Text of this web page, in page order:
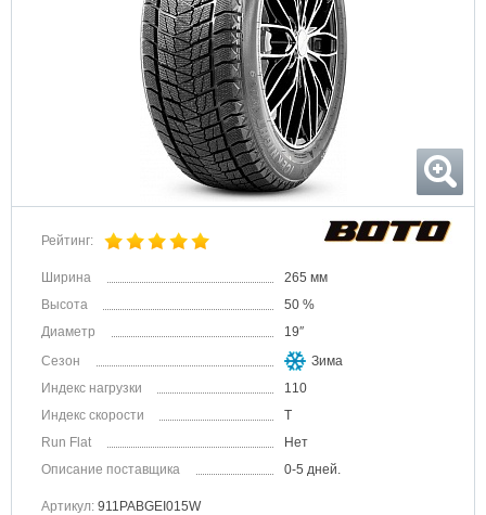
Рейтинг:
Ширина
265 мм
Высота
50 %
Диаметр
19″
Сезон
Зима
Индекс нагрузки
110
Индекс скорости
T
Run Flat
Нет
Описание поставщика
0-5 дней.
Артикул: 911PABGEI015W